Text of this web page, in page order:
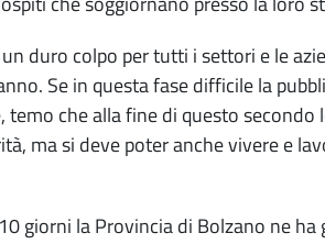
duro colpo per tutti i settori e le
Se in questa fase difficile la
che alla fine di questo
ma si deve poter anche vivere e
giorni la Provincia di Bolzano ne